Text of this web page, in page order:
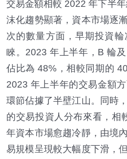
交易金額相較 2022 年下半
沫化趨勢顯著，資本市場逐
次的數量方面，早期投資
睞。2023 年上半年，B 輪
佔比為 48%，相較同期的
2023 年上半年的交易金額
環節佔據了半壁江山。同時
的交易投資人分布來看，相
年資本市場愈趨冷靜，由境
易規模呈現較大幅度下滑，